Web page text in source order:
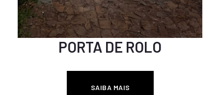
PORTA DE ROLO
SAIBA MAIS